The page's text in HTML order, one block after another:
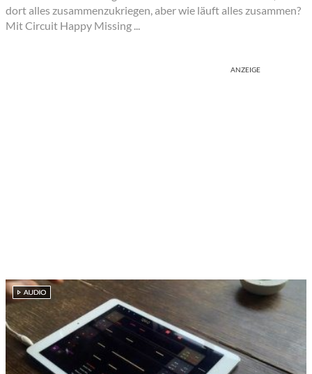
dort alles zusammenzukriegen, aber wie läuft alles zusammen?
Mit Circuit Happy Missing ...
ANZEIGE